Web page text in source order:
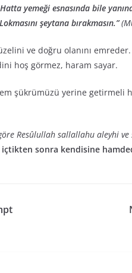
yemeği esnasında bile
şeytana bırakmasın.”
ve doğru olanını
hoş görmez, haram sayar.
şükrümüzü yerine getirmeli
Resûlullah sallallahu aleyhi ve
sonra kendisine